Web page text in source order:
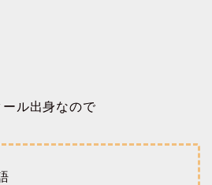
ル出身なので